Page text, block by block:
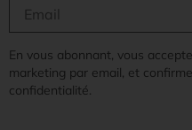
En vous abonnant, vous
marketing par email, et
confidentialité.